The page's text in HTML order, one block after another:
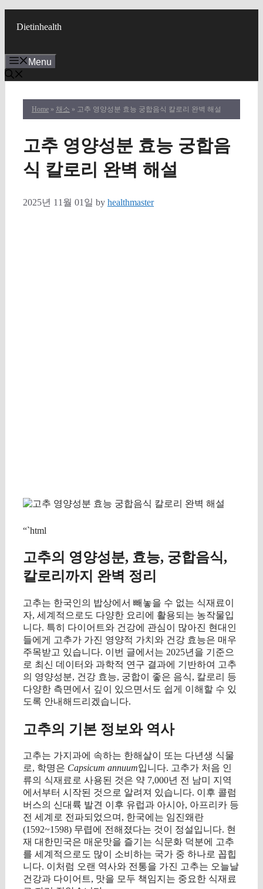
Dietinhealth
Menu
Home » 채소 » 고추 영양성분 효능 궁합음식 칼로리 완벽 해설
고추 영양성분 효능 궁합음
식 칼로리 완벽 해설
2025년 11월 01일 by healthmaster
“`html
고추의 영양성분, 효능, 궁합음식,
칼로리까지 완벽 정리
고추는 한국인의 밥상에서 빼놓을 수 없는 식재료이
자, 세계적으로도 다양한 요리에 활용되는 농작물입
니다. 특히 다이어트와 건강에 관심이 많아진 현대인
들에게 고추가 가진 영양적 가치와 건강 효능은 매우
주목받고 있습니다. 이번 글에서는 2025년을 기준으
로 최신 데이터와 과학적 연구 결과에 기반하여 고추
의 영양성분, 건강 효능, 궁합이 좋은 음식, 칼로리 등
다양한 측면에서 깊이 있으면서도 쉽게 이해할 수 있
도록 안내해드리겠습니다.
고추의 기본 정보와 역사
고추는 가지과에 속하는 한해살이 또는 다년생 식물
로, 학명은 Capsicum annuum입니다. 고추가 처음 인
류의 식재료로 사용된 것은 약 7,000년 전 남미 지역
에서부터 시작된 것으로 알려져 있습니다. 이후 콜럼
버스의 신대륙 발견 이후 유럽과 아시아, 아프리카 등
전 세계로 전파되었으며, 한국에는 임진왜란
(1592~1598) 무렵에 전해졌다는 것이 정설입니다. 현
재 대한민국은 매운맛을 즐기는 식문화 덕분에 고추
를 세계적으로도 많이 소비하는 국가 중 하나로 꼽힙
니다. 이처럼 오랜 역사와 전통을 가진 고추는 오늘날
건강과 다이어트, 맛을 모두 책임지는 중요한 식재료